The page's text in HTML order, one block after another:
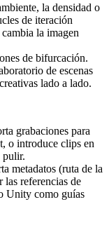
la densidad o
de iteración
la imagen
de bifurcación.
de escenas
lado a lado.
grabaciones para
o introduce clips en
pulir.
metadatos (ruta de la
las referencias de
Unity como guías